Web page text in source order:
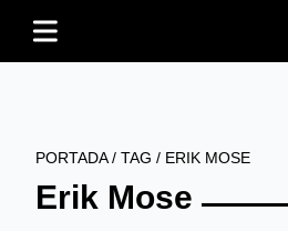
PORTADA/ TAG / ERIK MOSE
Erik Mose